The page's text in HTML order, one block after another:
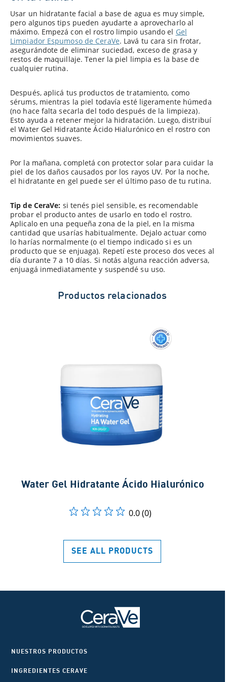
Usar un hidratante facial a base de agua es muy simple,
pero algunos tips pueden ayudarte a aprovecharlo al
máximo. Empezá con el rostro limpio usando el Gel
Limpiador Espumoso de CeraVe. Lavá tu cara sin frotar,
asegurándote de eliminar suciedad, exceso de grasa y
restos de maquillaje. Tener la piel limpia es la base de
cualquier rutina.
Después, aplicá tus productos de tratamiento, como
sérums, mientras la piel todavía esté ligeramente húmeda
(no hace falta secarla del todo después de la limpieza).
Esto ayuda a retener mejor la hidratación. Luego, distribuí
el Water Gel Hidratante Ácido Hialurónico en el rostro con
movimientos suaves.
Por la mañana, completá con protector solar para cuidar la
piel de los daños causados por los rayos UV. Por la noche,
el hidratante en gel puede ser el último paso de tu rutina.
Tip de CeraVe: si tenés piel sensible, es recomendable
probar el producto antes de usarlo en todo el rostro.
Aplicalo en una pequeña zona de la piel, en la misma
cantidad que usarías habitualmente. Dejalo actuar como
lo harías normalmente (o el tiempo indicado si es un
producto que se enjuaga). Repetí este proceso dos veces al
día durante 7 a 10 días. Si notás alguna reacción adversa,
enjuagá inmediatamente y suspendé su uso.
Productos relacionados
Water Gel Hidratante Ácido Hialurónico​
0.0(0)
SEE ALL PRODUCTS
NUESTROS PRODUCTOS
INGREDIENTES CERAVE